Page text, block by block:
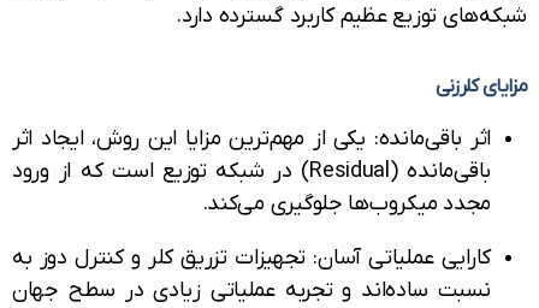
توزیع عظیم کاربرد گسترده دارد.
کلرزنی
اثر باقی‌مانده: یکی از مهم‌ترین مزایا این روش، ایجاد اثر
باقی‌مانده (Residual) در شبکه توزیع است که از ورود
مجدد میکروب‌ها جلوگیری می‌کند.
کارایی عملیاتی آسان: تجهیزات تزریق کلر و کنترل دوز به
نسبت ساده‌اند و تجربه عملیاتی زیادی در سطح جهان